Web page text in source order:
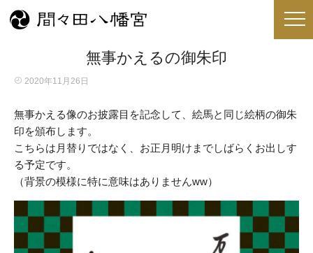
無事かえるの御朱印
2020年11月26日
無事かえる像のお披露目を記念して、絵馬と同じ絵柄の御朱
印を頒布します。
こちらは月替りではなく、お正月明けまでしばらくお出しす
る予定です。
（背景の模様に特に意味はありませんww）